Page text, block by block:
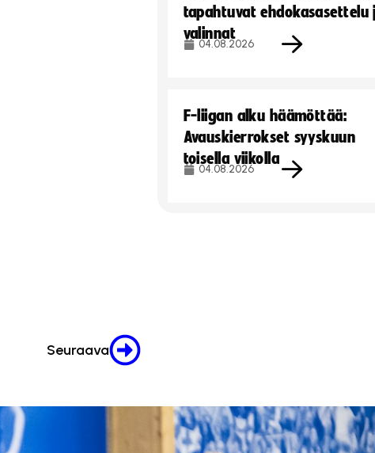
Seuraava
tapahtuvat ehdokasasettelu
valinnat
04.08.2026
F-liigan alku häämöttää:
Avauskierrokset syyskuun
toisella viikolla
04.08.2026